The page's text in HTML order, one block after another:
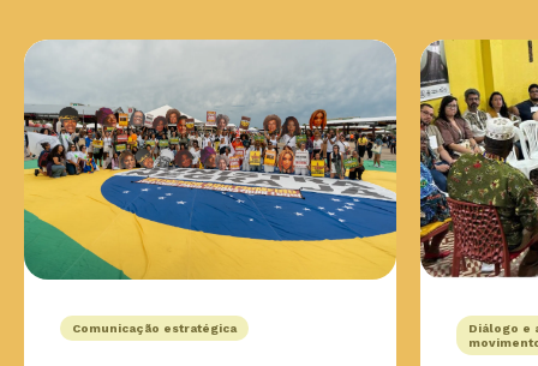
Comunicação estratégica
Diálogo e